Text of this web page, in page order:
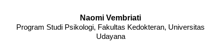
Naomi Vembriati
Program Studi Psikologi, Fakultas Kedokteran, Universitas
Udayana